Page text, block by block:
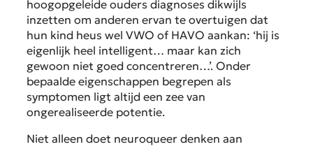
hoogopgeleide ouders diagnoses dikwijls
inzetten om anderen ervan te overtuigen dat
hun kind heus wel VWO of HAVO aankan: ‘hij is
eigenlijk heel intelligent… maar kan zich
gewoon niet goed concentreren…’. Onder
bepaalde eigenschappen begrepen als
symptomen ligt altijd een zee van
ongerealiseerde potentie.
Niet alleen doet neuroqueer denken aan